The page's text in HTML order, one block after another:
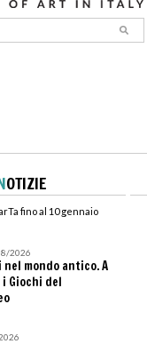
OTIZIE
fino al 10 gennaio
2026
mondo antico. A
Giochi del